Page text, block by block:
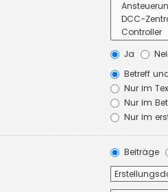
Ja
Betreff
Nur im
Nur im
Nur im
Beiträge